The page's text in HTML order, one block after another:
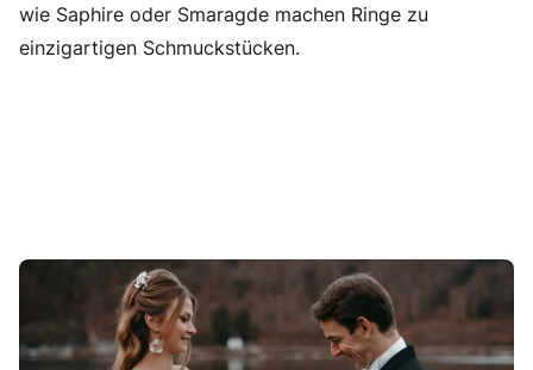
wie Saphire oder Smaragde machen Ringe zu
einzigartigen Schmuckstücken.